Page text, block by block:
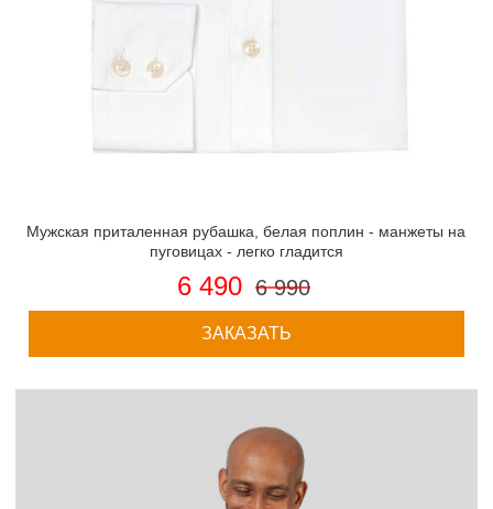
Мужская приталенная рубашка, белая поплин - манжеты на
пуговицах - легко гладится
6 490 6 990
ЗАКАЗАТЬ